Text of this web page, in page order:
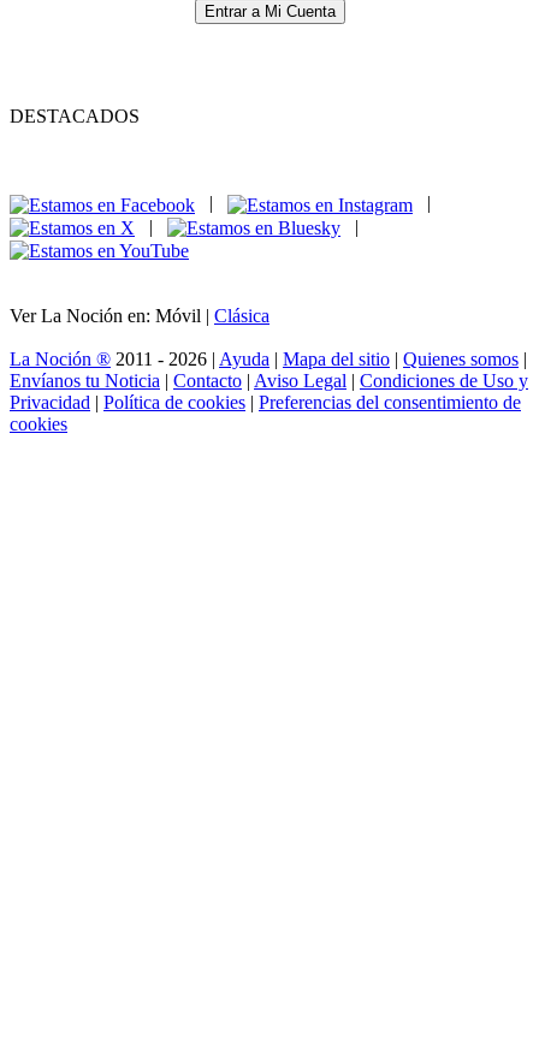
Entrar a Mi Cuenta
DESTACADOS
|
|
Ver La Noción en: Móvil | Clásica
La Noción ® 2011 - 2026 | Ayuda | Mapa del sitio | Quienes somos |
Envíanos tu Noticia | Contacto | Aviso Legal | Condiciones de Uso y
Privacidad | Política de cookies | Preferencias del consentimiento de
cookies